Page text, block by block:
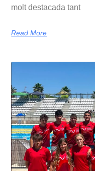
molt destacada tant
Read More